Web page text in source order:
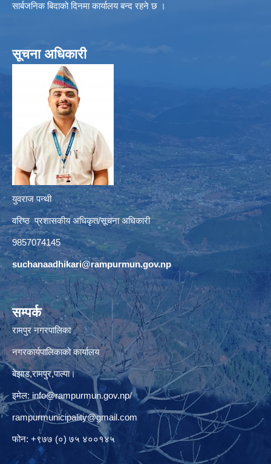
सार्बजनिक बिदाको दिनमा कार्यालय बन्द रहने छ ।
सूचना अधिकारी
युवराज पन्थी
वरिष्ठ प्रशासकीय अधिकृत/सूचना अधिकारी
9857074145
suchanaadhikari@rampurmun.gov.np
सम्पर्क
रामपुर नगरपालिका
नगरकार्यपालिकाको कार्यालय
बेझाड,रामपुर,पाल्पा।
इमेल: info@rampurmun.gov.np/
rampurmunicipality@gmail.com
फोन: +९७७ (०) ७५ ४००१४५